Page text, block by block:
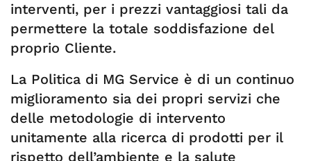
interventi, per i prezzi vantaggiosi tali da
permettere la totale soddisfazione del
proprio Cliente.
La Politica di MG Service è di un continuo
miglioramento sia dei propri servizi che
delle metodologie di intervento
unitamente alla ricerca di prodotti per il
rispetto dell’ambiente e la salute